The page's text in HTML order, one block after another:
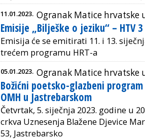
11.01.2023. Ogranak Matice hrvatske
Emisije „Bilješke o jeziku“ – HTV 3
Emisija će se emitirati 11. i 13.
trećem programu HRT-a
05.01.2023. Ogranak Matice hrvatske
Božićni poetsko-glazbeni program
OMH u Jastrebarskom
Četvrtak, 5. siječnja 2023. godine u
crkva Uznesenja Blažene Djevice
53, Jastrebarsko